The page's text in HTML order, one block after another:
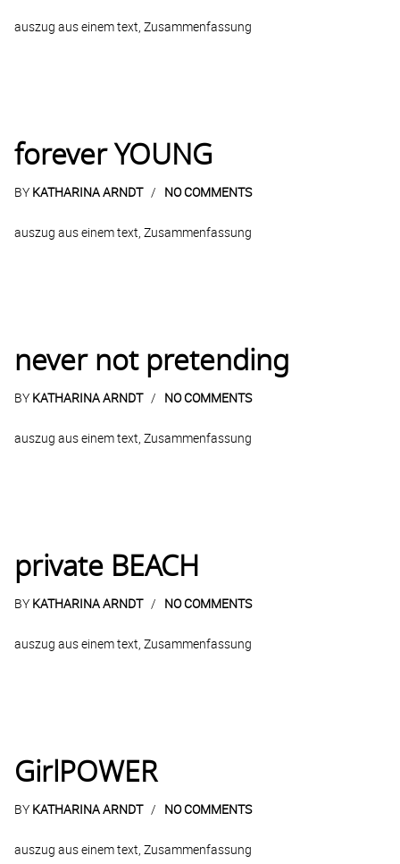
auszug aus einem text, Zusammenfassung
forever YOUNG
BY KATHARINA ARNDT NO COMMENTS
auszug aus einem text, Zusammenfassung
never not pretending
BY KATHARINA ARNDT NO COMMENTS
auszug aus einem text, Zusammenfassung
private BEACH
BY KATHARINA ARNDT NO COMMENTS
auszug aus einem text, Zusammenfassung
GirlPOWER
BY KATHARINA ARNDT NO COMMENTS
auszug aus einem text, Zusammenfassung